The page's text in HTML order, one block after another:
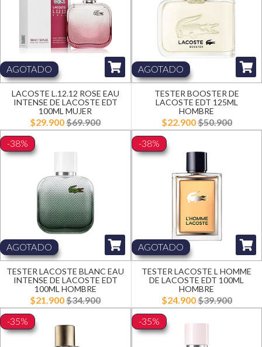
AGOTADO
LACOSTE L.12.12 ROSE EAU
INTENSE DE LACOSTE EDT
100ML MUJER
$29.900$69.900
AGOTADO
TESTER BOOSTER DE
LACOSTE EDT 125ML
HOMBRE
$22.900$50.900
-38%
AGOTADO
TESTER LACOSTE BLANC EAU
INTENSE DE LACOSTE EDT
100ML HOMBRE
$21.900$34.900
-38%
AGOTADO
TESTER LACOSTE L HOMME
DE LACOSTE EDT 100ML
HOMBRE
$24.900$39.900
-35%
-35%